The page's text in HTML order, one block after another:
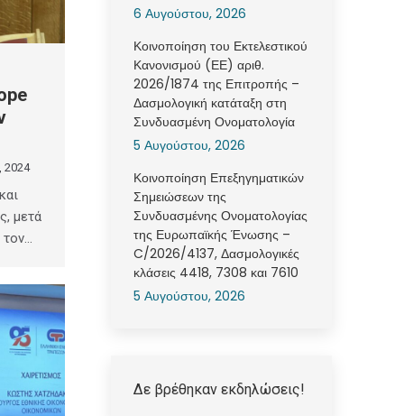
2024
μετά
6 Αυγούστου, 2026
Κοινοποίηση του Εκτελεστικού
Κανονισμού (ΕΕ) αριθ.
2026/1874 της Επιτροπής –
Δασμολογική κατάταξη στη
Συνδυασμένη Ονοματολογία
5 Αυγούστου, 2026
Κοινοποίηση Επεξηγηματικών
Σημειώσεων της
Συνδυασμένης Ονοματολογίας
της Ευρωπαϊκής Ένωσης –
C/2026/4137, Δασμολογικές
κλάσεις 4418, 7308 και 7610
5 Αυγούστου, 2026
Δε βρέθηκαν εκδηλώσεις!